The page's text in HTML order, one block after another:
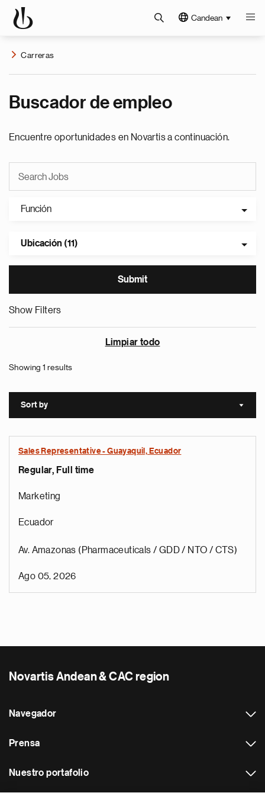
Candean
Carreras
Buscador de empleo
Encuentre oportunidades en Novartis a continuación.
Función
Ubicación (11)
Show Filters
Limpiar todo
Showing 1 results
Sort by Sort
Sales Representative - Guayaquil, Ecuador
Regular, Full time
Marketing
Ecuador
Av. Amazonas (Pharmaceuticals / GDD / NTO / CTS)
Ago 05, 2026
Novartis Andean & CAC region
Navegador
Prensa
Nuestro portafolio